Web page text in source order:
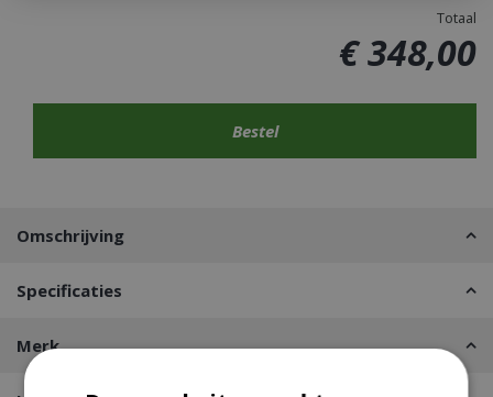
Totaal
€348,00
Omschrijving
Specificaties
Merk